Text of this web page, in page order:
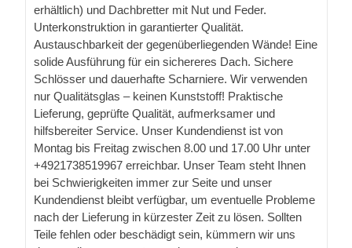
erhältlich) und Dachbretter mit Nut und Feder.
Unterkonstruktion in garantierter Qualität.
Austauschbarkeit der gegenüberliegenden Wände! Eine
solide Ausführung für ein sichereres Dach. Sichere
Schlösser und dauerhafte Scharniere. Wir verwenden
nur Qualitätsglas – keinen Kunststoff! Praktische
Lieferung, geprüfte Qualität, aufmerksamer und
hilfsbereiter Service. Unser Kundendienst ist von
Montag bis Freitag zwischen 8.00 und 17.00 Uhr unter
+4921738519967 erreichbar. Unser Team steht Ihnen
bei Schwierigkeiten immer zur Seite und unser
Kundendienst bleibt verfügbar, um eventuelle Probleme
nach der Lieferung in kürzester Zeit zu lösen. Sollten
Teile fehlen oder beschädigt sein, kümmern wir uns